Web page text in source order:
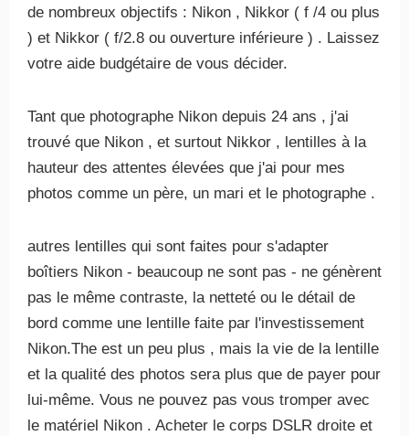
de nombreux objectifs : Nikon , Nikkor ( f /4 ou plus
) et Nikkor ( f/2.8 ou ouverture inférieure ) . Laissez
votre aide budgétaire de vous décider.
Tant que photographe Nikon depuis 24 ans , j'ai
trouvé que Nikon , et surtout Nikkor , lentilles à la
hauteur des attentes élevées que j'ai pour mes
photos comme un père, un mari et le photographe .
autres lentilles qui sont faites pour s'adapter
boîtiers Nikon - beaucoup ne sont pas - ne génèrent
pas le même contraste, la netteté ou le détail de
bord comme une lentille faite par l'investissement
Nikon.The est un peu plus , mais la vie de la lentille
et la qualité des photos sera plus que de payer pour
lui-même. Vous ne pouvez pas vous tromper avec
le matériel Nikon . Acheter le corps DSLR droite et